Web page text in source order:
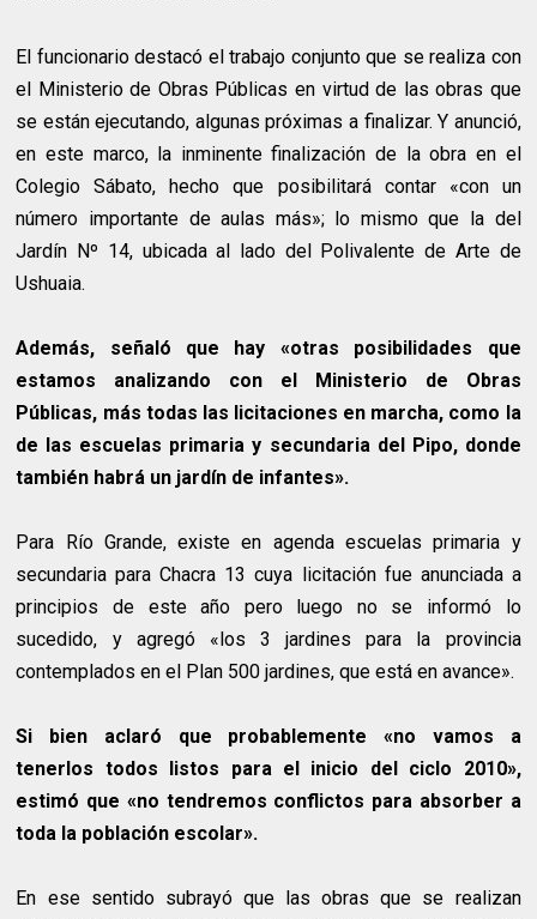
El funcionario destacó el trabajo conjunto que se realiza con
el Ministerio de Obras Públicas en virtud de las obras que
se están ejecutando, algunas próximas a finalizar. Y anunció,
en este marco, la inminente finalización de la obra en el
Colegio Sábato, hecho que posibilitará contar «con un
número importante de aulas más»; lo mismo que la del
Jardín Nº 14, ubicada al lado del Polivalente de Arte de
Ushuaia.
Además, señaló que hay «otras posibilidades que
estamos analizando con el Ministerio de Obras
Públicas, más todas las licitaciones en marcha, como la
de las escuelas primaria y secundaria del Pipo, donde
también habrá un jardín de infantes».
Para Río Grande, existe en agenda escuelas primaria y
secundaria para Chacra 13 cuya licitación fue anunciada a
principios de este año pero luego no se informó lo
sucedido, y agregó «los 3 jardines para la provincia
contemplados en el Plan 500 jardines, que está en avance».
Si bien aclaró que probablemente «no vamos a
tenerlos todos listos para el inicio del ciclo 2010»,
estimó que «no tendremos conflictos para absorber a
toda la población escolar».
En ese sentido subrayó que las obras que se realizan